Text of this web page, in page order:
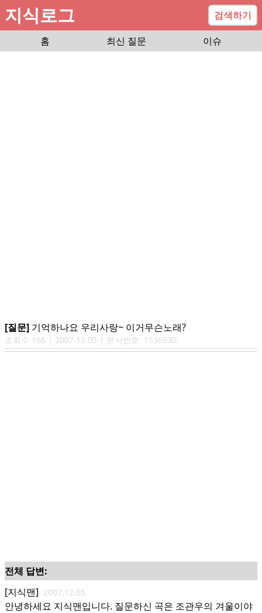
지식로그
검색하기
홈
최신 질문 이슈
[질문] 기억하나요 우리사랑~ 이거무슨노래?
조회수 166 | 2007.12.05 | 문서번호: 1536930
전체 답변:
[지식맨] 2007.12.05
안녕하세요 지식맨입니다. 질문하신 곡은 조관우의 겨울이야